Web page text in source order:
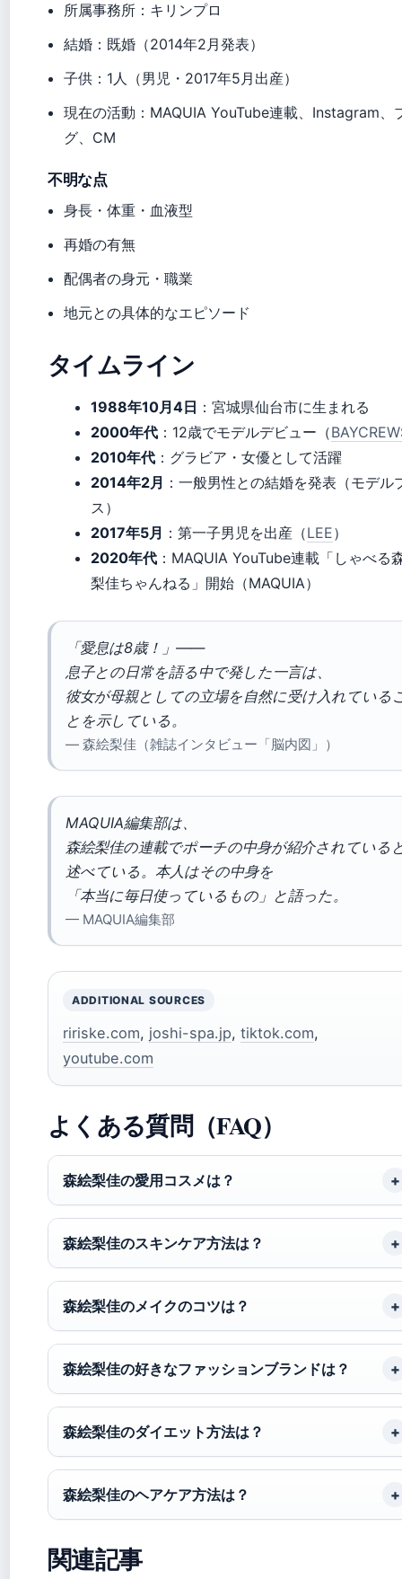
所属事務所：キリンプロ
結婚：既婚（2014年2月発表）
子供：1人（男児・2017年5月出産）
現在の活動：MAQUIA YouTube連載、Instagram、
グ、CM
不明な点
身長・体重・血液型
再婚の有無
配偶者の身元・職業
地元との具体的なエピソード
タイムライン
1988年10月4日 ：宮城県仙台市に生まれる
2000年代 ：12歳でモデルデビュー（
2010年代 ：グラビア・女優として活躍
2014年2月 ：一般男性との結婚を発表（モデル
ス）
2017年5月 ：第一子男児を出産（LEE）
2020年代 ：MAQUIA YouTube連載「しゃべる
梨佳ちゃんねる」開始（MAQUIA）
「愛息は8歳！」——
息子との日常を語る中で発した一言は、
彼女が母親としての立場を自然に受け入れている
とを示している。
— 森絵梨佳（雑誌インタビュー「脳内図」）
MAQUIA編集部は、
森絵梨佳の連載でポーチの中身が紹介されている
述べている。本人はその中身を
「本当に毎日使っているもの」と語った。
— MAQUIA編集部
ADDITIONAL SOURCES
ririske.com, joshi-spa.jp, tiktok.com,
youtube.com
よくある質問（FAQ）
森絵梨佳の愛用コスメは？
森絵梨佳のスキンケア方法は？
森絵梨佳のメイクのコツは？
森絵梨佳の好きなファッションブランドは？
森絵梨佳のダイエット方法は？
森絵梨佳のヘアケア方法は？
関連記事